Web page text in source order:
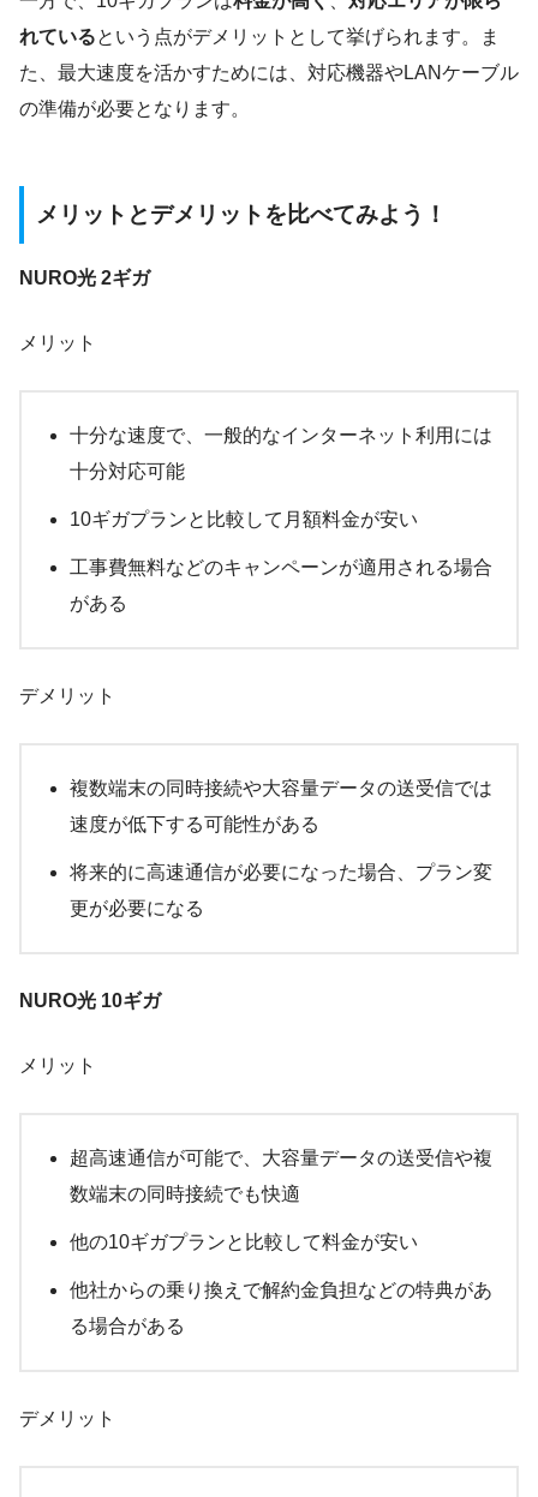
れているという点がデメリットとして挙げられます。ま
た、最大速度を活かすためには、対応機器やLANケーブル
の準備が必要となります。
メリットとデメリットを比べてみよう！
NURO光 2ギガ
メリット
十分な速度で、一般的なインターネット利用には
十分対応可能
10ギガプランと比較して月額料金が安い
工事費無料などのキャンペーンが適用される場合
がある
デメリット
複数端末の同時接続や大容量データの送受信では
速度が低下する可能性がある
将来的に高速通信が必要になった場合、プラン変
更が必要になる
NURO光 10ギガ
メリット
超高速通信が可能で、大容量データの送受信や複
数端末の同時接続でも快適
他の10ギガプランと比較して料金が安い
他社からの乗り換えで解約金負担などの特典があ
る場合がある
デメリット